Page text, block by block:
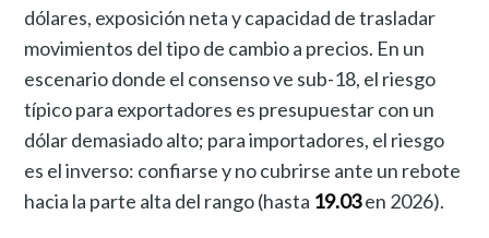
dólares, exposición neta y capacidad de trasladar
movimientos del tipo de cambio a precios. En un
escenario donde el consenso ve sub-18, el riesgo
típico para exportadores es presupuestar con un
dólar demasiado alto; para importadores, el riesgo
es el inverso: confiarse y no cubrirse ante un rebote
hacia la parte alta del rango (hasta 19.03en 2026).